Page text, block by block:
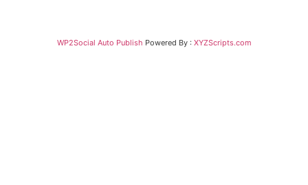
WP2Social Auto Publish Powered By : XYZScripts.com